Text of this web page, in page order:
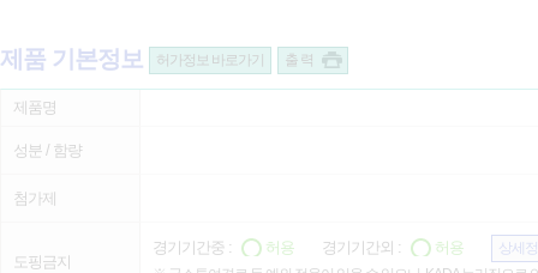
제품 기본정보 허가정보 바로가기 출 력
제품명
성분 / 함량
첨가제
도핑금지
경기기간중 : 허용 경기기간외 : 허용
상세